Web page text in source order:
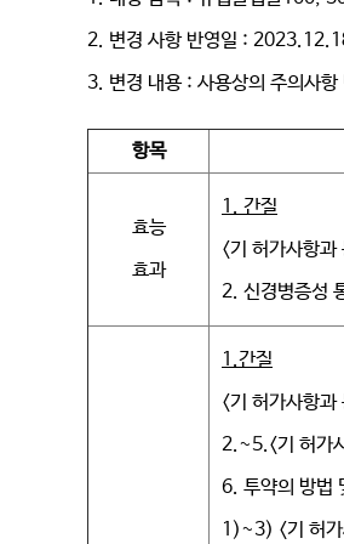
2. 변경 사항 반영일 :
3. 변경 내용 : 사용상의 주의사항
항목
효능
효과
1. 간질
<기 허가사항과
2. 신경병증성
1.간질
<기 허가사항과
2.~5.<기 허가
6. 투약의 방법
1)~3) <기 허가